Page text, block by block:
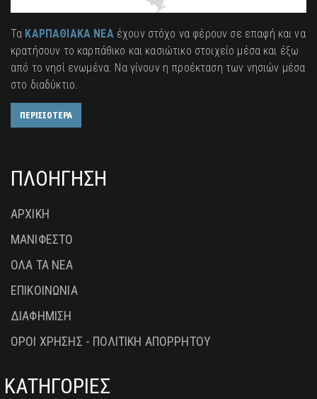
Τα ΚΑΡΠΑΘΙΑΚΑ ΝΕΑέχουν στόχο να φέρουν σε επαφή και να
κρατήσουν το καρπάθικο και κασιώτικο στοιχείο μέσα και έξω
από το νησί ενωμένα. Να γίνουν η προέκταση των νησιών μέσα
στο διαδύκτιο.
ΠΕΡΙΣΣΟΤΕΡΑ
ΠΛΟΗΓΗΣΗ
ΑΡΧΙΚΗ
ΜΑΝΙΦΕΣΤΟ
ΟΛΑ ΤΑ ΝΕΑ
ΕΠΙΚΟΙΝΩΝΙΑ
ΔΙΑΦΗΜΙΣΗ
ΟΡΟΙ ΧΡΗΣΗΣ - ΠΟΛΙΤΙΚΗ ΑΠΟΡΡΗΤΟΥ
ΚΑΤΗΓΟΡΙΕΣ